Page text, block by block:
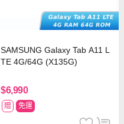
SAMSUNG Galaxy Tab A11 L
TE 4G/64G (X135G)
$6,990
贈 免運